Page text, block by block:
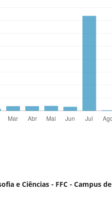
e Ciências - FFC - Campus de